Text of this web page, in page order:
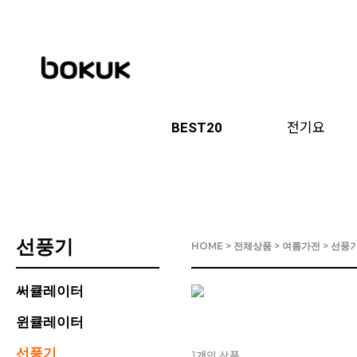
BEST20 전기요
선풍기
써큘레이터
윈큘레이터
선풍기
HOME > 전체상품 > 여름가전 > 선풍